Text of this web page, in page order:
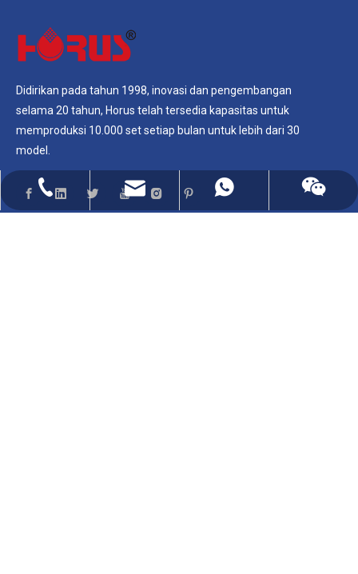
Didirikan pada tahun 1998, inovasi dan pengembangan
selama 20 tahun, Horus telah tersedia kapasitas untuk
memproduksi 10.000 set setiap bulan untuk lebih dari 30
model.
+86-15857993956
admin@haruis.com
+8615906654925
+86-15857993956